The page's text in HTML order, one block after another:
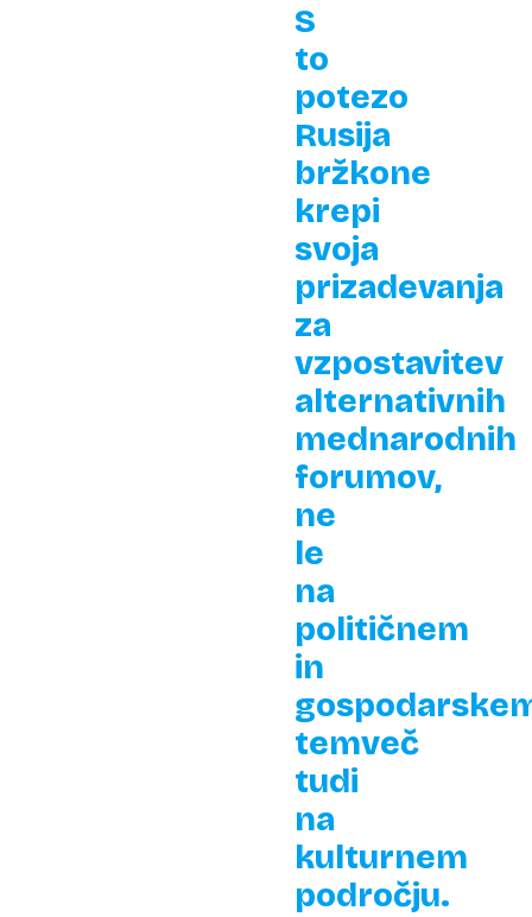
S
to
potezo
Rusija
bržkone
krepi
svoja
prizadevanja
za
vzpostavitev
alternativnih
mednarodnih
forumov,
ne
le
na
političnem
in
temveč
tudi
na
kulturnem
področju.